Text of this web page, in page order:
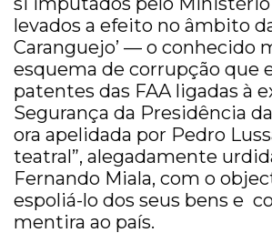
levados a efeito no âmbito
Caranguejo’ — o conhecido
esquema de corrupção que
patentes das FAA ligadas à
Segurança da Presidência
ora apelidada por Pedro
teatral”, alegadamente
Fernando Miala, com o
espoliá-lo dos seus bens e
mentira ao país.